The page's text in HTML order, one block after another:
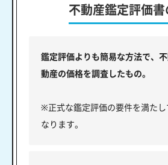
不動産鑑定評価
鑑定評価よりも簡易な方法で、
動産の価格を調査したもの。
※正式な鑑定評価の要件を満た
なります。